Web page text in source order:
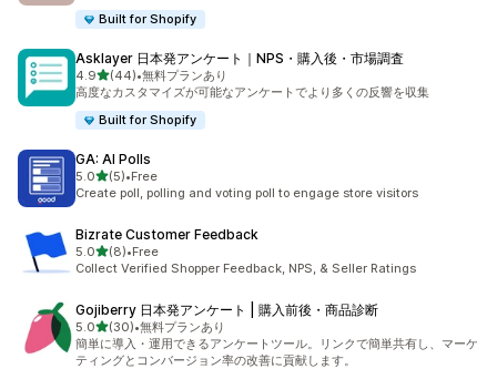
Built for Shopify
Asklayer 日本発アンケート｜NPS・購入後・市場調査
4.95つ星中
(44)
合計レビュー数：44件
•無料プランあり
高度なカスタマイズが可能なアンケートでより多くの反響を収集
Built for Shopify
GA: AI Polls
5.05つ星中
(5)
合計レビュー数：5件
•Free
Create poll, polling and voting poll to engage store visitors
Bizrate Customer Feedback
5.05つ星中
(8)
合計レビュー数：8件
•Free
Collect Verified Shopper Feedback, NPS, & Seller Ratings
Gojiberry 日本発アンケート | 購入前後・商品診断
5.05つ星中
(30)
合計レビュー数：30件
•無料プランあり
簡単に導入・運用できるアンケートツール。リンクで簡単共有し、マーケ
ティングとコンバージョン率の改善に貢献します。